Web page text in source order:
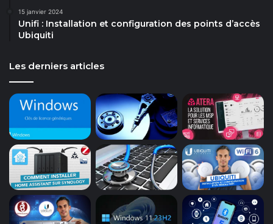
15 janvier 2024
Unifi : Installation et configuration des points d’accès
Ubiquiti
Les derniers articles